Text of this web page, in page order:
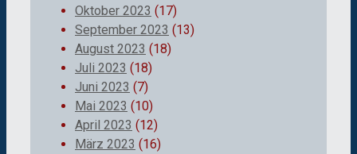
Oktober 2023 (17)
September 2023 (13)
August 2023 (18)
Juli 2023 (18)
Juni 2023 (7)
Mai 2023 (10)
April 2023 (12)
März 2023 (16)